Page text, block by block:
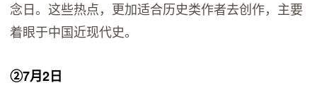
念日。这些热点，更加适合历史类作者去创作，主要
着眼于中国近现代史。
②7月2日